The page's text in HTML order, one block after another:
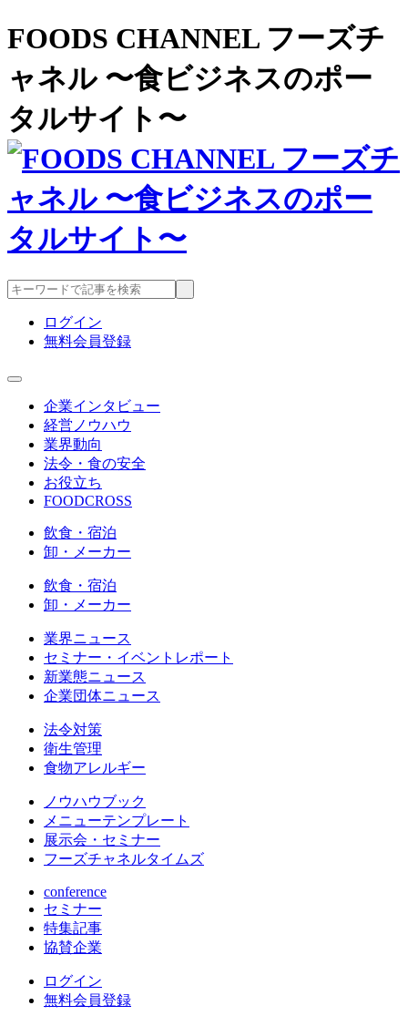
FOODS CHANNEL フーズチ
ャネル 〜食ビジネスのポー
タルサイト〜
ログイン
無料会員登録
企業インタビュー
経営ノウハウ
業界動向
法令・食の安全
お役立ち
FOODCROSS
飲食・宿泊
卸・メーカー
飲食・宿泊
卸・メーカー
業界ニュース
セミナー・イベントレポート
新業態ニュース
企業団体ニュース
法令対策
衛生管理
食物アレルギー
ノウハウブック
メニューテンプレート
展示会・セミナー
フーズチャネルタイムズ
conference
セミナー
特集記事
協賛企業
ログイン
無料会員登録